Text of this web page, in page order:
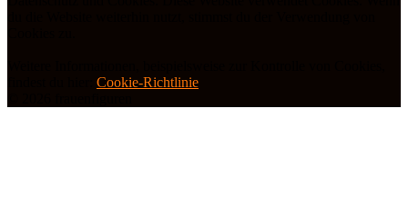
Cookie-Richtlinie